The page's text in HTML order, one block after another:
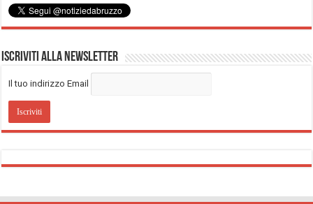
Iscriviti alla Newsletter
Il tuo indirizzo Email